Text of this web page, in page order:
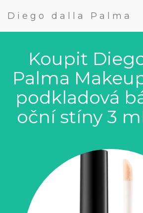
Diego dalla Palma
Koupit
Palma
podkladová
oční stíny 3